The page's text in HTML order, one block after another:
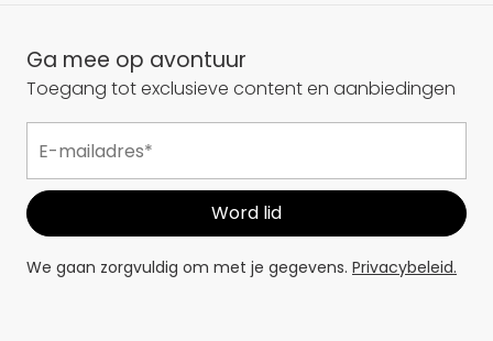
Ga mee op avontuur
Toegang tot exclusieve content en aanbiedingen
We gaan zorgvuldig om met je gegevens. Privacybeleid.